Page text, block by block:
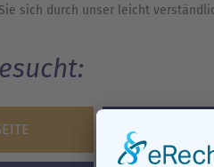
sich durch unser leicht